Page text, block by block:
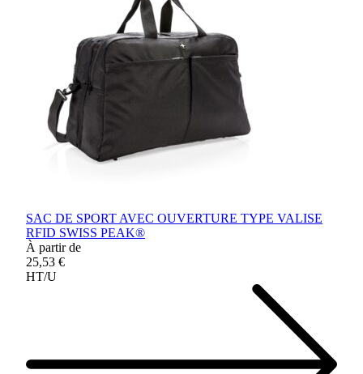
SAC DE SPORT AVEC OUVERTURE TYPE VALISE
RFID SWISS PEAK®
À partir de
25,53 €
HT/U